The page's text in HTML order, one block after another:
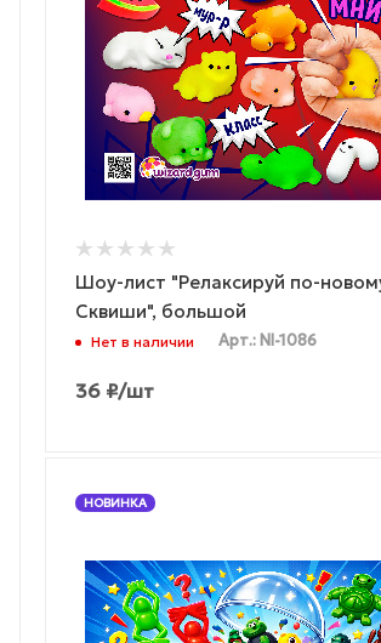
Шоу-лист "Релаксируй по-
Сквиши", большой
Нет в наличии Арт.: NI-1086
36 ₽/шт
НОВИНКА